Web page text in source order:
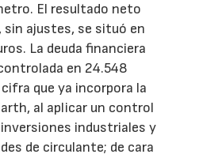
El resultado neto
sin ajustes, se situó en
La deuda financiera
en 24.548
que ya incorpora la
al aplicar un control
industriales y
de circulante; de cara